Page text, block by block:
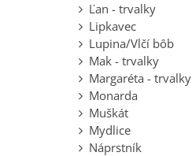
Ľan - trvalky
Lipkavec
Lupina/Vlčí bôb
Mak - trvalky
Margaréta - trvalky
Monarda
Muškát
Mydlice
Náprstník